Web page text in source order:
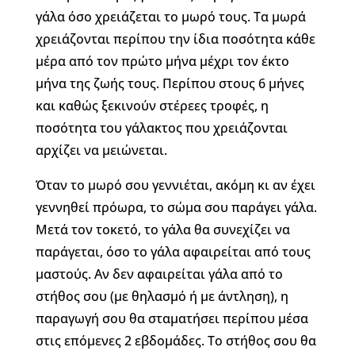
γάλα όσο χρειάζεται το μωρό τους. Τα μωρά
χρειάζονται περίπου την ίδια ποσότητα κάθε
μέρα από τον πρώτο μήνα μέχρι τον έκτο
μήνα της ζωής τους. Περίπου στους 6 μήνες
και καθώς ξεκινούν στέρεες τροφές, η
ποσότητα του γάλακτος που χρειάζονται
αρχίζει να μειώνεται.
Όταν το μωρό σου γεννιέται, ακόμη κι αν έχει
γεννηθεί πρόωρα, το σώμα σου παράγει γάλα.
Μετά τον τοκετό, το γάλα θα συνεχίζει να
παράγεται, όσο το γάλα αφαιρείται από τους
μαστούς. Αν δεν αφαιρείται γάλα από το
στήθος σου (με θηλασμό ή με άντληση), η
παραγωγή σου θα σταματήσει περίπου μέσα
στις επόμενες 2 εβδομάδες. Το στήθος σου θα